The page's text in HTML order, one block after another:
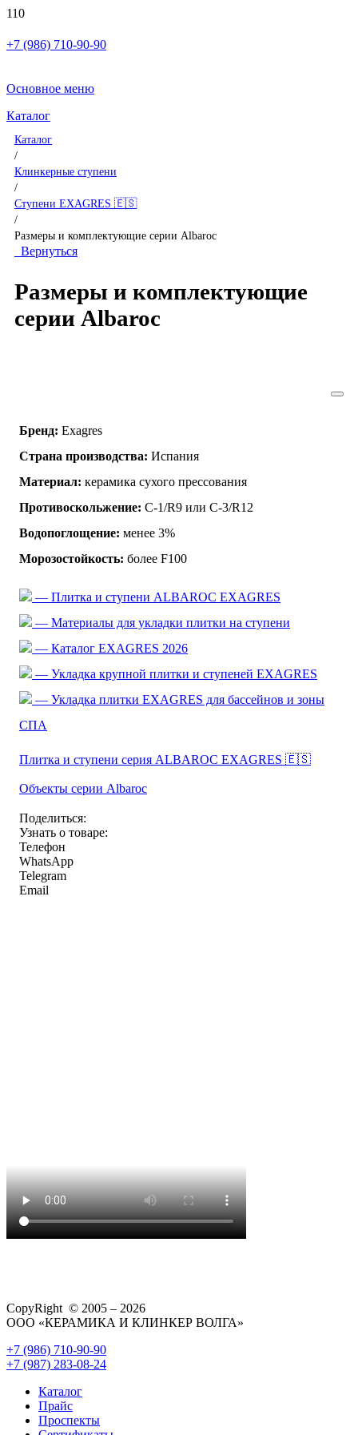
+7 (986) 710-90-90
Основное меню
Каталог
Каталог
/
Клинкерные ступени
/
Ступени EXAGRES 🇪🇸
/
Размеры и комплектующие серии Albaroc
Вернуться
Размеры и комплектующие
серии Albaroc
Бренд: Exagres
Страна производства: Испания
Материал: керамика сухого прессования
Противоскольжение: C-1/R9 или C-3/R12
Водопоглощение: менее 3%
Морозостойкость: более F100
— Плитка и ступени ALBAROC EXAGRES
— Материалы для укладки плитки на ступени
— Каталог EXAGRES 2026
— Укладка крупной плитки и ступеней EXAGRES
— Укладка плитки EXAGRES для бассейнов и зоны
СПА
Плитка и ступени серия ALBAROC EXAGRES 🇪🇸
Объекты серии Albaroc
Поделиться:
Узнать о товаре:
Телефон
WhatsApp
Telegram
Email
CopyRight © 2005 – 2026
ООО «КЕРАМИКА И КЛИНКЕР ВОЛГА»
+7 (986) 710-90-90
+7 (987) 283-08-24
Каталог
Прайс
Проспекты